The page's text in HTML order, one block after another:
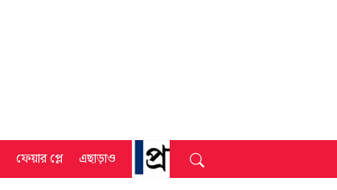
ফেয়ার প্লে এছাড়াও